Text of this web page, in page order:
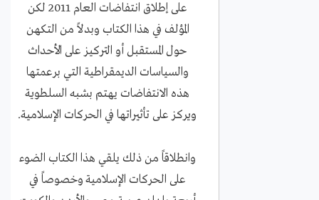
على إطلاق انتفاضات العام 2011 لكن
المؤلف في هذا الكتاب وبدلاً من التكهن
حول المستقبل أو التركيز على الأحداث
والسياسات الديمقراطية التي برعمتها
هذه الانتفاضات يهتم بشبه السلطوية
ويركز على تأثيراتها في الحركات الإسلامية.
وانطلاقاً من ذلك يلقي هذا الكتاب الضوء
على الحركات الإسلامية وخصوصاً في